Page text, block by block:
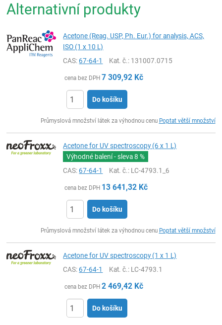
Alternativní produkty
Acetone (Reag. USP, Ph. Eur.) for analysis, ACS,
ISO (1 x 10 L)
CAS:67-64-1 Kat. č.: 131007.0715
cena bez DPH 7 309,92 Kč
Do košíku
Průmyslová množství látek za výhodnou cenu Poptat větší množství
Acetone for UV spectroscopy (6 x 1 L)
Výhodné balení - sleva8 %
CAS:67-64-1 Kat. č.: LC-4793.1_6
cena bez DPH 13 641,32 Kč
Do košíku
Průmyslová množství látek za výhodnou cenu Poptat větší množství
Acetone for UV spectroscopy (1 x 1 L)
CAS:67-64-1 Kat. č.: LC-4793.1
cena bez DPH 2 469,42 Kč
Do košíku